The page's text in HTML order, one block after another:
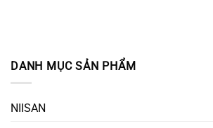
DANH MỤC SẢN PHẨM
NIISAN